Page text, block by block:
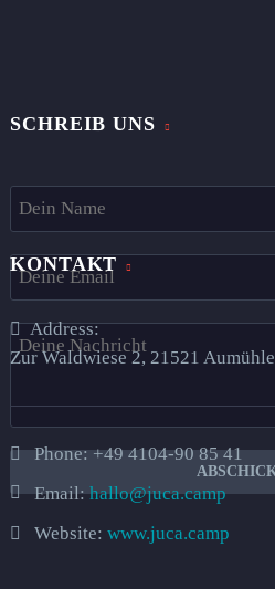
SCHREIB UNS
KONTAKT
Address:
Zur Waldwiese 2, 21521 Aumühle​
Phone:+49 4104-90 85 41
Email:hallo@juca.camp
Website: www.juca.camp